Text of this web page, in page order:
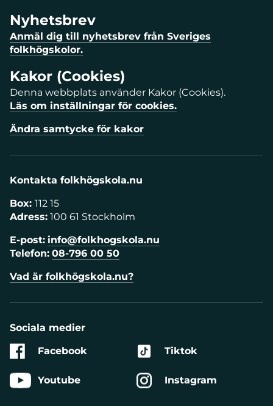
Nyhetsbrev
Anmäl dig till nyhetsbrev från Sveriges
folkhögskolor.
Kakor (Cookies)
Denna webbplats använder Kakor (Cookies).
Läs om inställningar för cookies.
Ändra samtycke för kakor
Kontakta folkhögskola.nu
Box: 112 15
Adress: 100 61 Stockholm
E-post: info@folkhogskola.nu
Telefon: 08-796 00 50
Vad är folkhögskola.nu?
Sociala medier
Facebook
Youtube
Tiktok
Instagram